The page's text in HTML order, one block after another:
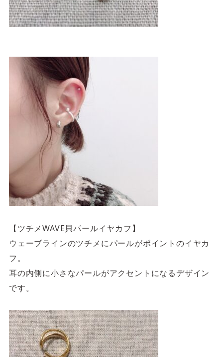
【ツチメWAVE貝パールイヤカフ】
ウェーブラインのツチメにパールがポイントのイヤカ
フ。
耳の内側に小さなパールがアクセントになるデザイン
です。